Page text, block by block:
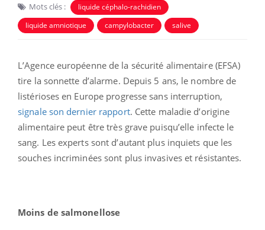
Mots clés :
liquide céphalo-rachidien
liquide amniotique
campylobacter salive
L’Agence européenne de la sécurité alimentaire (EFSA)
tire la sonnette d’alarme. Depuis 5 ans, le nombre de
listérioses en Europe progresse sans interruption,
signale son dernier rapport. Cette maladie d’origine
alimentaire peut être très grave puisqu’elle infecte le
sang. Les experts sont d’autant plus inquiets que les
souches incriminées sont plus invasives et résistantes.
Moins de salmonellose